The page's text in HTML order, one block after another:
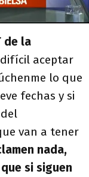
de la
difícil aceptar
lo que
fechas y si
van a tener
nada,
si siguen